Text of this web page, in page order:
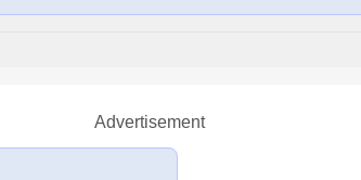
Advertisement